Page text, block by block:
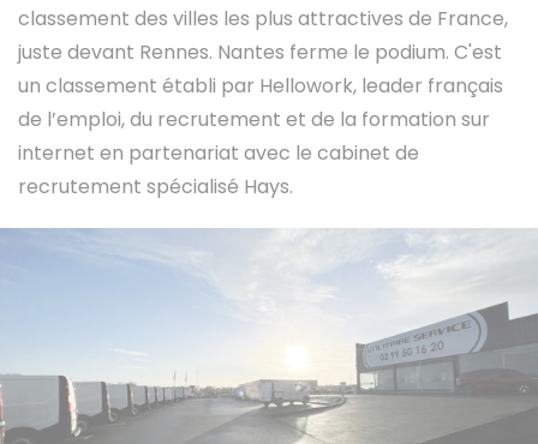
Fourgons Camionnettes
Bennes, plateaux
spécifiques
classement des villes les plus attractives de France,
juste devant Rennes. Nantes ferme le podium. C'est
un classement établi par Hellowork, leader français
de l’emploi, du recrutement et de la formation sur
internet en partenariat avec le cabinet de
recrutement spécialisé Hays.